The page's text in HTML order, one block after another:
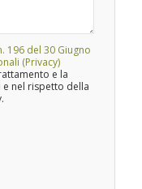
196 del 30 Giugno
(Privacy)
e la
nel rispetto della